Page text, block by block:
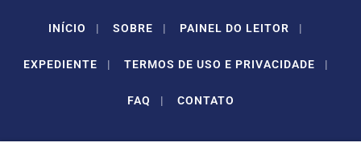
INÍCIO | SOBRE | PAINEL DO LEITOR |
EXPEDIENTE | TERMOS DE USO E PRIVACIDADE |
FAQ | CONTATO